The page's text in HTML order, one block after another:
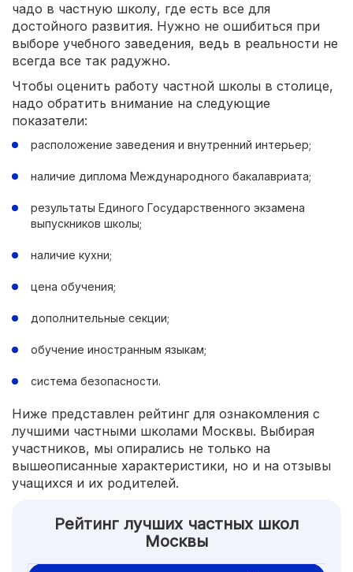
чадо в частную школу, где есть все для
достойного развития. Нужно не ошибиться при
выборе учебного заведения, ведь в реальности не
всегда все так радужно.
Чтобы оценить работу частной школы в столице,
надо обратить внимание на следующие
показатели:
расположение заведения и внутренний интерьер;
наличие диплома Международного бакалавриата;
результаты Единого Государственного экзамена
выпускников школы;
наличие кухни;
цена обучения;
дополнительные секции;
обучение иностранным языкам;
система безопасности.
Ниже представлен рейтинг для ознакомления с
лучшими частными школами Москвы. Выбирая
участников, мы опирались не только на
вышеописанные характеристики, но и на отзывы
учащихся и их родителей.
Рейтинг лучших частных школ
Москвы